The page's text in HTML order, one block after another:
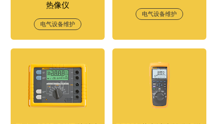
热像仪
电气设备维护
电气设备维护